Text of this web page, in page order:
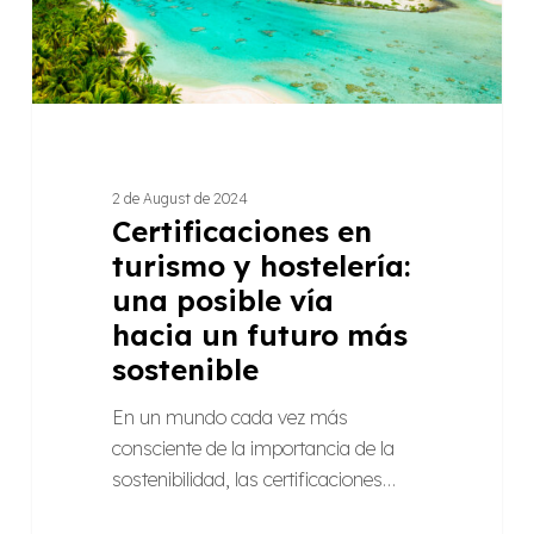
vía
hacia
un
2 de August de 2024
Certificaciones en
turismo y hostelería:
una posible vía
hacia un futuro más
sostenible
En un mundo cada vez más
consciente de la importancia de la
sostenibilidad, las certificaciones…